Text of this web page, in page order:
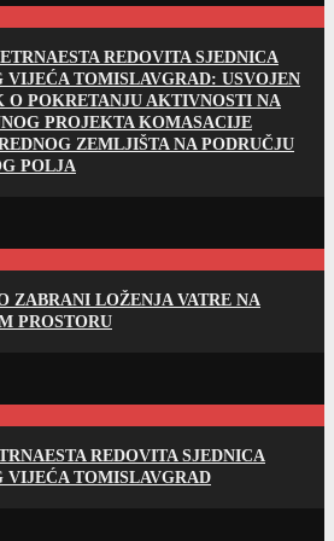
REDOVITA SJEDNICA
VIJEĆA TOMISLAVGRAD: USVOJEN
O POKRETANJU AKTIVNOSTI NA
PROJEKTA KOMASACIJE
ZEMLJIŠTA NA PODRUČJU
POLJA
ZABRANI LOŽENJA VATRE NA
PROSTORU
REDOVITA SJEDNICA
VIJEĆA TOMISLAVGRAD